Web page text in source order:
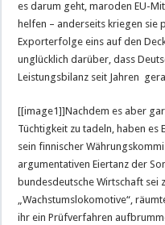
es darum geht, maroden EU-
helfen – anderseits kriegen sie
Exporterfolge eins auf den
unglücklich darüber, dass
Leistungsbilanz seit Jahren
[[image1]]Nachdem es aber
Tüchtigkeit zu tadeln, haben es
sein finnischer
argumentativen Eiertanz der
bundesdeutsche Wirtschaft sei
„Wachstumslokomotive“,
ihr ein Prüfverfahren